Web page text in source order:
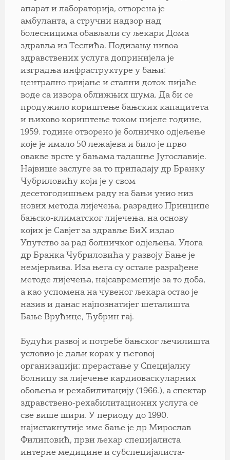
апарат и лабораторија, отворена је
амбуланта, а стручни надзор над
болесницима обављали су љекари Дома
здравља из Теслића. Подизању нивоа
здравствених услуга допринијела је
изградња инфраструктуре у бањи:
централно гријање и стални доток пијаће
воде са извора оближњих шума. Да би се
продужило кориштење бањских капацитета
и њихово кориштење током цијеле године,
1959. године отворено је болничко одјељење
које је имало 50 лежајева и било је прво
овакве врсте у бањама тадашње Југославије.
Највише заслуге за то припадају др Бранку
Чубриловићу који је у свом
десетогодишњем раду на бањи унио низ
нових метода лијечења, разрадио Принципе
бањско-климатског лијечења, на основу
којих је Савјет за здравље БиХ издао
Упутство за рад болничког одјељења. Улога
др Бранка Чубриловића у развоју Бање је
немјерљива. Иза њега су остале разрађене
методе лијечења, најсавременије за то доба,
а као успомена на чувеног љекара остао је
назив и данас најпознатијег шеталишта
Бање Врућице, Ћубрин гај.
Будући развој и потребе бањског љечилишта
условио је даљи корак у његовој
организацији: прерастање у Специјалну
болницу за лијечење кардиоваскуларних
обољења и рехабилитацију (1966.), а спектар
здравствено-рехабилитационих услуга се
све више шири. У периоду до 1990.
најистакнутије име бање је др Мирослав
Филиповић, први љекар специјалиста
интерне медицине и субспецијалиста-